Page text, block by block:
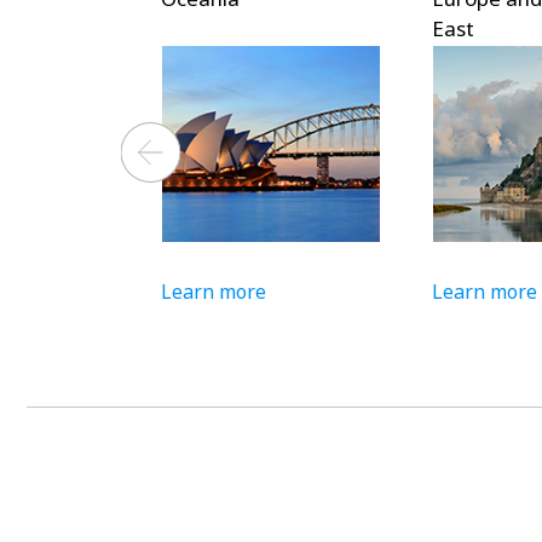
Learn more
East
Learn more